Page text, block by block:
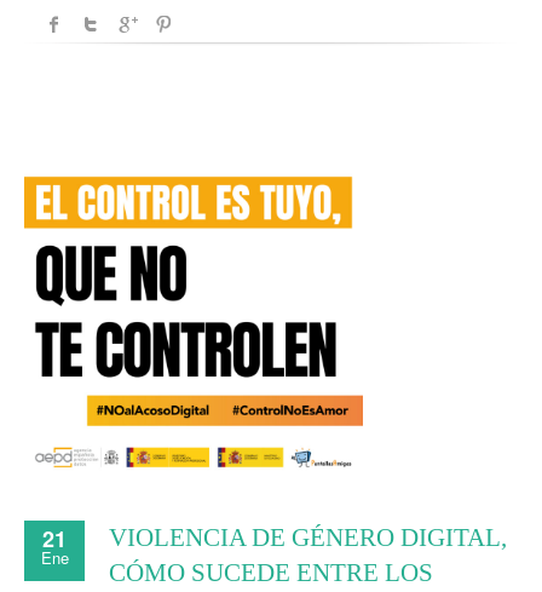
21
Ene
VIOLENCIA DE GÉNERO DIGITAL,
CÓMO SUCEDE ENTRE LOS